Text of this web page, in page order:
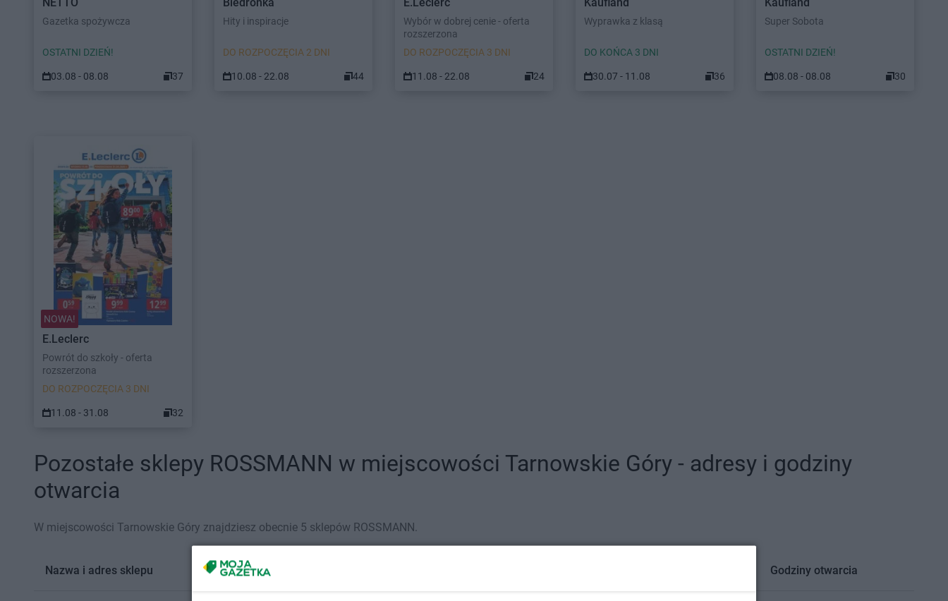
Gazetka spożywcza
OSTATNI DZIEŃ!
03.08 - 08.08 37
Hity i inspiracje
DO ROZPOCZĘCIA 2 DNI
10.08 - 22.08 44
Wybór w dobrej cenie - oferta
rozszerzona
DO ROZPOCZĘCIA 3 DNI
11.08 - 22.08 24
Wyprawka z klasą
DO KOŃCA 3 DNI
30.07 - 11.08 36
Super Sobota
OSTATNI DZIEŃ!
08.08 - 08.08 30
NOWA!
E.Leclerc
Powrót do szkoły - oferta
rozszerzona
DO ROZPOCZĘCIA 3 DNI
11.08 - 31.08 32
Pozostałe sklepy ROSSMANN w miejscowości Tarnowskie Góry - adresy i godziny
otwarcia
W miejscowości Tarnowskie Góry znajdziesz obecnie 5 sklepów ROSSMANN.
Nazwa i adres sklepu Godziny otwarcia